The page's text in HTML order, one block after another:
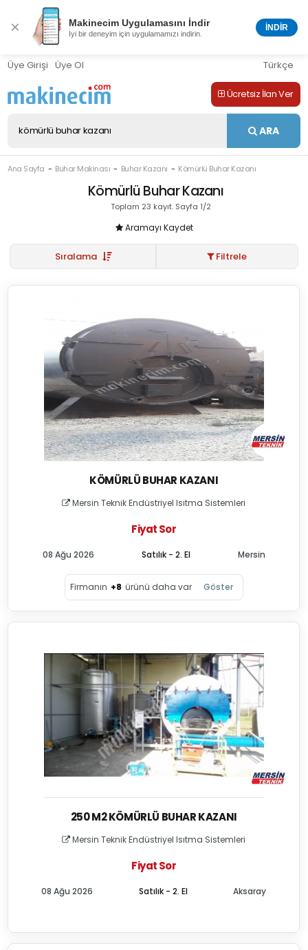
× Makinecim Uygulamasını İndir
İyi bir deneyim için uygulamamızı indirin.
İNDİR
Üye Girişi Üye Ol Türkçe
Ücretsiz İlan Ver
ARA
Ana Sayfa Buhar Makinası Buhar Kazanı Kömürlü Buhar Kazanı
Kömürlü Buhar Kazanı
Toplam 23 kayıt. Sayfa 1/2
Aramayı Kaydet
Sıralama Filtrele
KÖMÜRLÜ BUHAR KAZANI
Mersin Teknik Endüstriyel Isıtma Sistemleri
Fiyat Sor
Satılık - 2. El
08 Ağu 2026 Mersin
Firmanın +8 ürünü daha var Göster
250 M2 KÖMÜRLÜ BUHAR KAZANI
Mersin Teknik Endüstriyel Isıtma Sistemleri
Fiyat Sor
Satılık - 2. El
08 Ağu 2026 Aksaray